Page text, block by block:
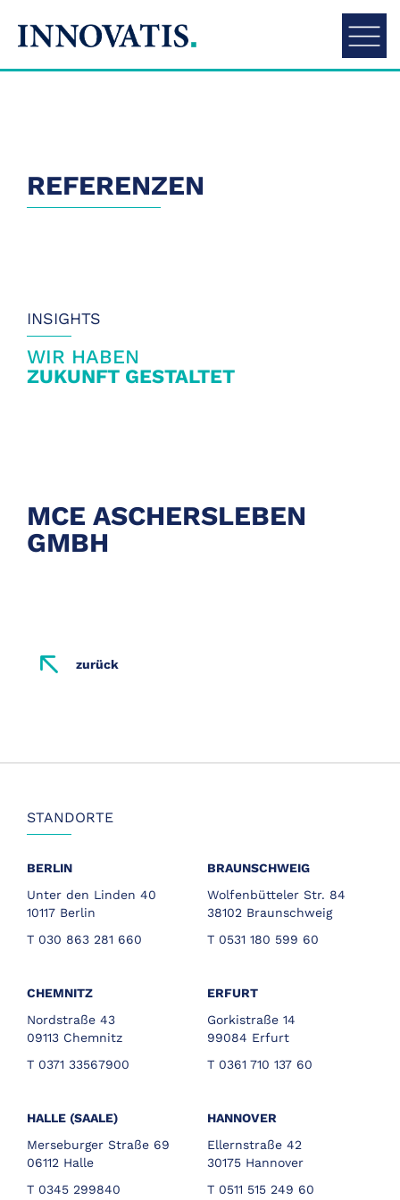
Kontakt
REFERENZEN
INSIGHTS
WIR HABEN
ZUKUNFT GESTALTET
MCE ASCHERSLEBEN
GMBH
zurück
STANDORTE
BERLIN
Unter den Linden 40
10117 Berlin
T 030 863 281 660
BRAUNSCHWEIG
Wolfenbütteler Str. 84
38102 Braunschweig
T 0531 180 599 60
CHEMNITZ
Nordstraße 43
09113 Chemnitz
T 0371 33567900
ERFURT
Gorkistraße 14
99084 Erfurt
T 0361 710 137 60
HALLE (SAALE)
Merseburger Straße 69
06112 Halle
T 0345 299840
HANNOVER
Ellernstraße 42
30175 Hannover
T 0511 515 249 60